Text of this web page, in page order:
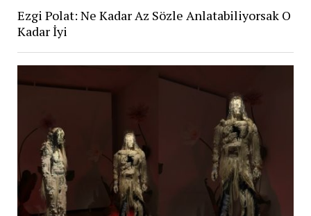
Ezgi Polat: Ne Kadar Az Sözle Anlatabiliyorsak O
Kadar İyi